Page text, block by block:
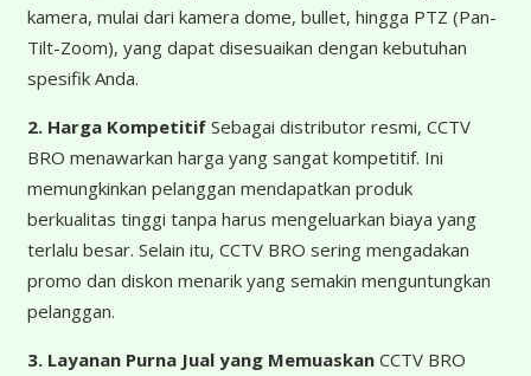
kamera, mulai dari kamera dome, bullet, hingga PTZ (Pan-
Tilt-Zoom), yang dapat disesuaikan dengan kebutuhan
spesifik Anda.
2. Harga KompetitifSebagai distributor resmi, CCTV
BRO menawarkan harga yang sangat kompetitif. Ini
memungkinkan pelanggan mendapatkan produk
berkualitas tinggi tanpa harus mengeluarkan biaya yang
terlalu besar. Selain itu, CCTV BRO sering mengadakan
promo dan diskon menarik yang semakin menguntungkan
pelanggan.
3. Layanan Purna Jual yang MemuaskanCCTV BRO